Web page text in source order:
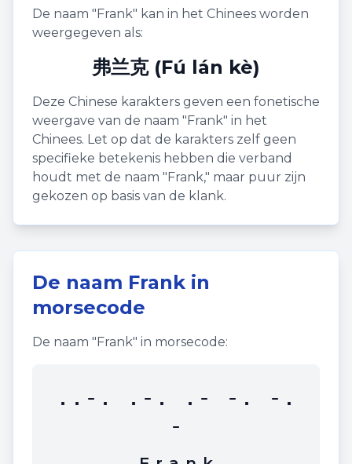
De naam "Frank" kan in het Chinees worden
weergegeven als:
弗兰克 (Fú lán kè)
Deze Chinese karakters geven een fonetische
weergave van de naam "Frank" in het
Chinees. Let op dat de karakters zelf geen
specifieke betekenis hebben die verband
houdt met de naam "Frank," maar puur zijn
gekozen op basis van de klank.
De naam Frank in
morsecode
De naam "Frank" in morsecode:
..-. .-. .- -. -.
-